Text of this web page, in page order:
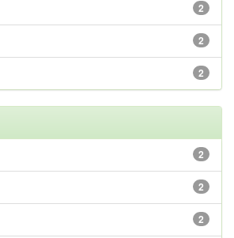
2
2
2
2
2
2